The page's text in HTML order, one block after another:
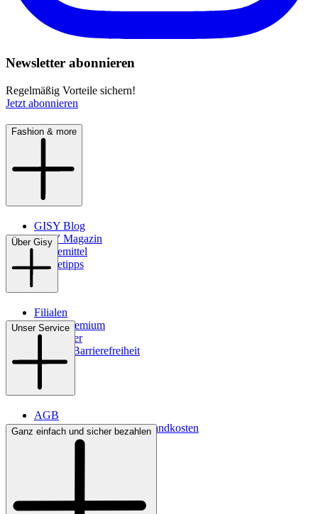
Newsletter abonnieren
Regelmäßig Vorteile sichern!
Jetzt abonnieren
Fashion & more
GISY Blog
GISY Magazin
Pflegemittel
Pflegetipps
Über Gisy
Filialen
WMS-Premium
Newsletter
Digitale Barrierefreiheit
Unser Service
AGB
Lieferbedingungen & Versandkosten
Bezahlung
Ganz einfach und sicher bezahlen